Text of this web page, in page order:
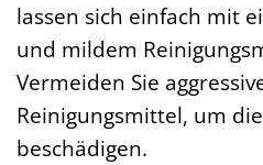
lassen sich einfach mit
und mildem
Vermeiden Sie
Reinigungsmittel, um
beschädigen.